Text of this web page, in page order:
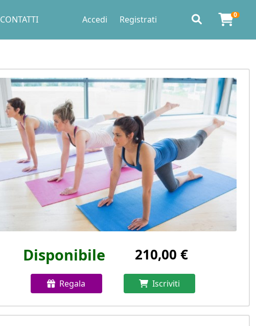
CONTATTI Accedi Registrati 0
Disponibile 210,00 €
Regala Iscriviti